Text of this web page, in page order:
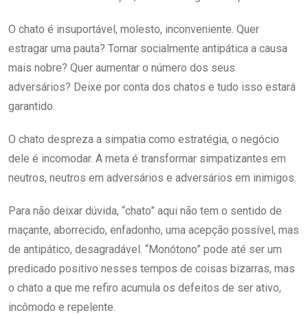
O chato é insuportável, molesto, inconveniente. Quer
estragar uma pauta? Tornar socialmente antipática a causa
mais nobre? Quer aumentar o número dos seus
adversários? Deixe por conta dos chatos e tudo isso estará
garantido.
O chato despreza a simpatia como estratégia, o negócio
dele é incomodar. A meta é transformar simpatizantes em
neutros, neutros em adversários e adversários em inimigos.
Para não deixar dúvida, “chato” aqui não tem o sentido de
maçante, aborrecido, enfadonho, uma acepção possível, mas
de antipático, desagradável. “Monótono” pode até ser um
predicado positivo nesses tempos de coisas bizarras, mas
o chato a que me refiro acumula os defeitos de ser ativo,
incômodo e repelente.